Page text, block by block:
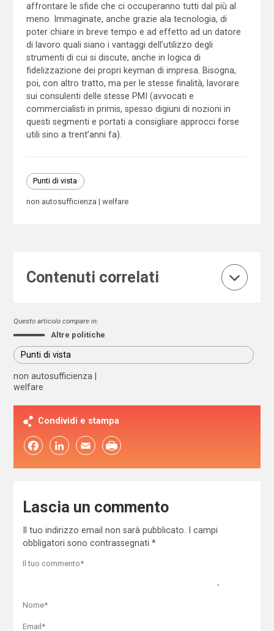
affrontare le sfide che ci occuperanno tutti dal più al
meno. Immaginate, anche grazie ala tecnologia, di
poter chiare in breve tempo e ad effetto ad un datore
di lavoro quali siano i vantaggi dell’utilizzo degli
strumenti di cui si discute, anche in logica di
fidelizzazione dei propri keyman di impresa. Bisogna,
poi, con altro tratto, ma per le stesse finalità, lavorare
sui consulenti delle stesse PMI (avvocati e
commercialisti in primis, spesso digiuni di nozioni in
questi segmenti e portati a consigliare approcci forse
utili sino a trent’anni fa).
Punti di vista
non autosufficienza welfare
Contenuti correlati
Questo articolo compare in:
Altre politiche
Punti di vista
non autosufficienza
welfare
Condividi e stampa
FacebookLinkedIn Email
Lascia un commento
Il tuo indirizzo email non sarà pubblicato.
I campi
obbligatori sono contrassegnati *